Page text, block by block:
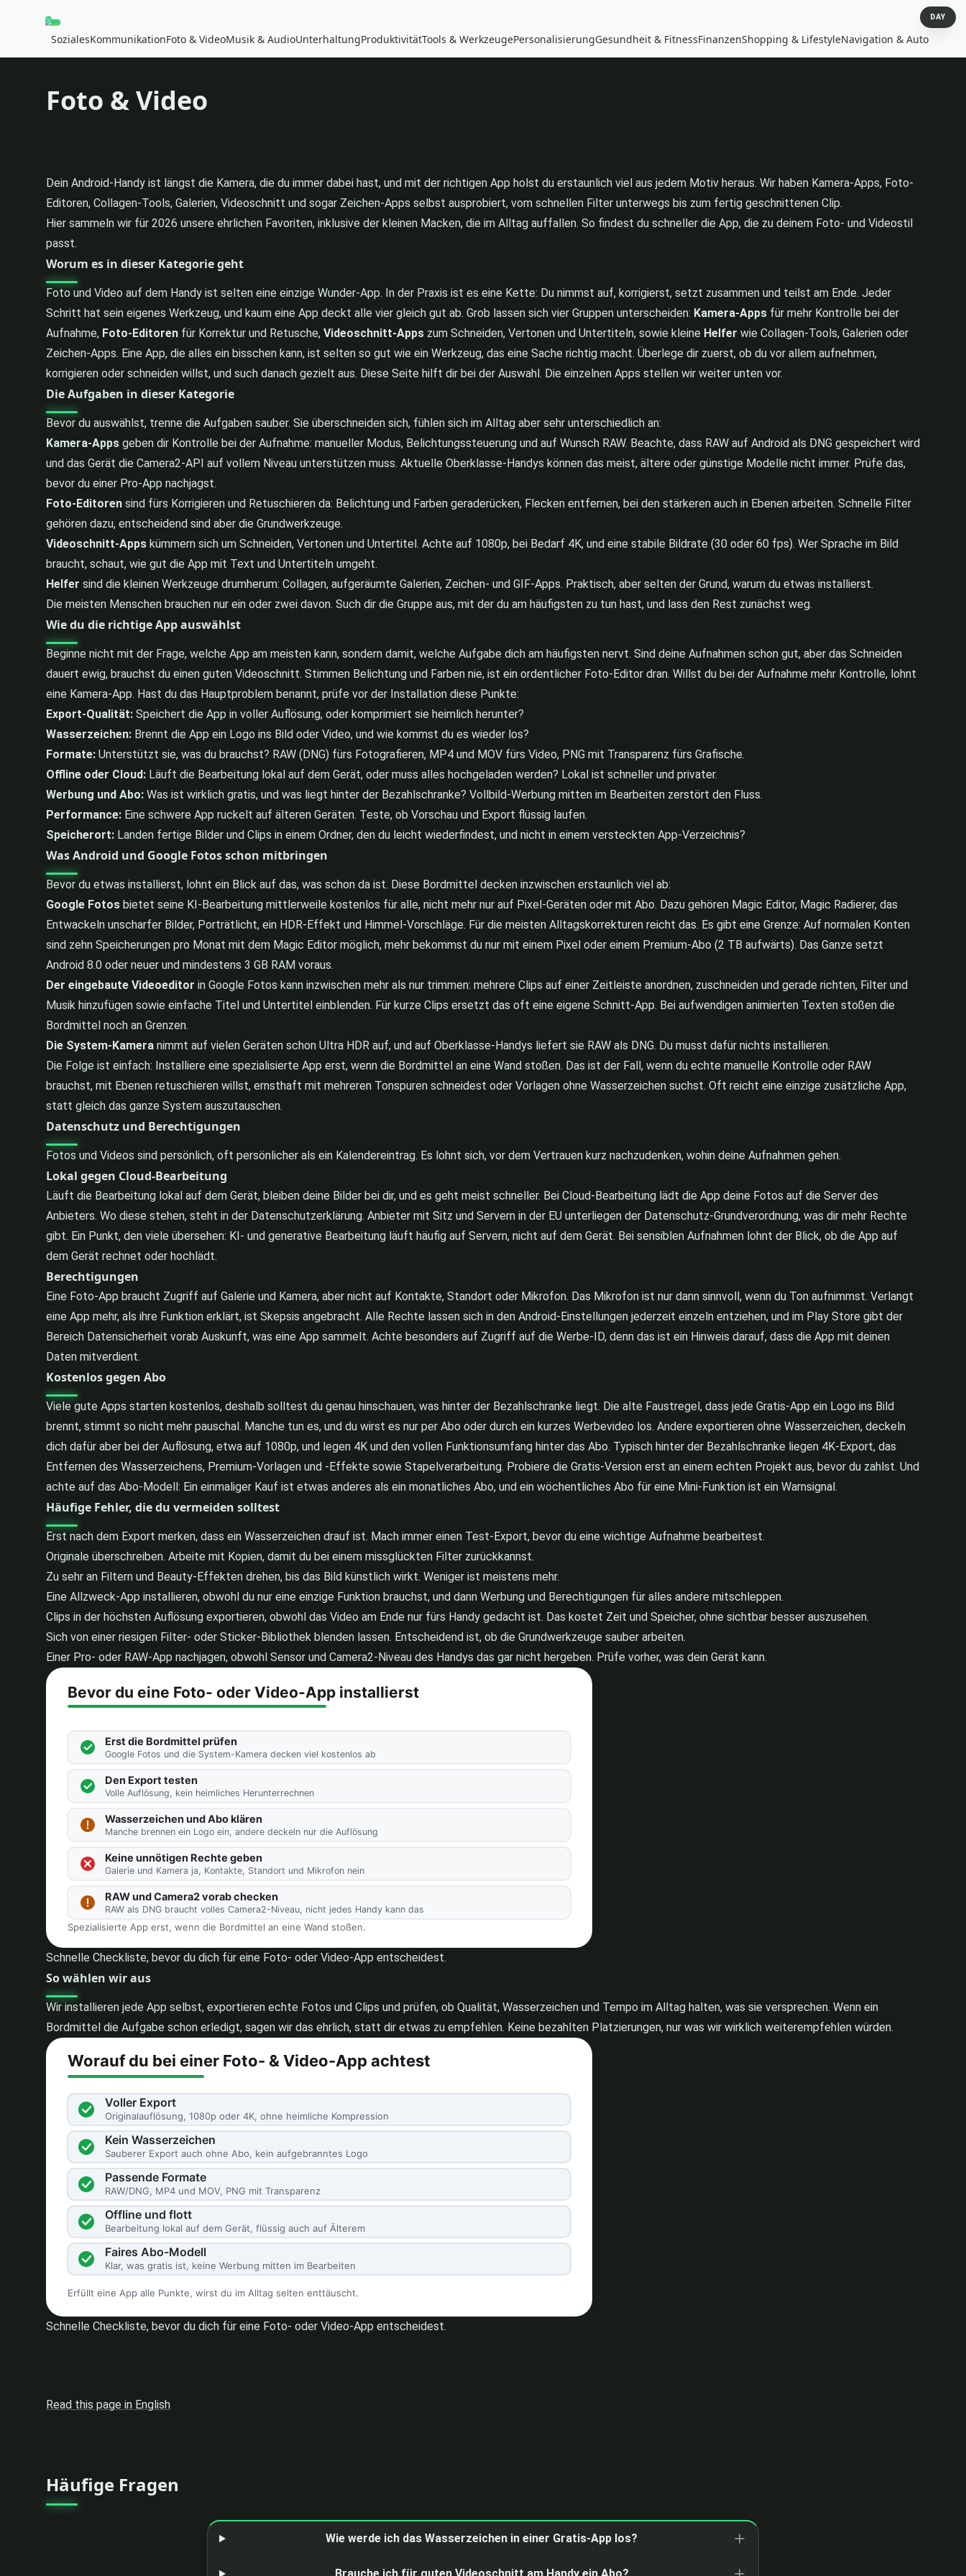
SozialesKommunikationFoto & VideoMusik & AudioUnterhaltungProduktivitätTools & WerkzeugePersonalisierungGesundheit & FitnessFinanzenShopping & LifestyleNavigation & Auto
DAY
Foto & Video
Dein Android-Handy ist längst die Kamera, die du immer dabei hast, und mit der richtigen App holst du erstaunlich viel aus jedem Motiv heraus. Wir haben Kamera-Apps, Foto-
Editoren, Collagen-Tools, Galerien, Videoschnitt und sogar Zeichen-Apps selbst ausprobiert, vom schnellen Filter unterwegs bis zum fertig geschnittenen Clip.
Hier sammeln wir für 2026 unsere ehrlichen Favoriten, inklusive der kleinen Macken, die im Alltag auffallen. So findest du schneller die App, die zu deinem Foto- und Videostil
passt.
Worum es in dieser Kategorie geht
Foto und Video auf dem Handy ist selten eine einzige Wunder-App. In der Praxis ist es eine Kette: Du nimmst auf, korrigierst, setzt zusammen und teilst am Ende. Jeder
Schritt hat sein eigenes Werkzeug, und kaum eine App deckt alle vier gleich gut ab. Grob lassen sich vier Gruppen unterscheiden: Kamera-Apps für mehr Kontrolle bei der
Aufnahme, Foto-Editoren für Korrektur und Retusche, Videoschnitt-Apps zum Schneiden, Vertonen und Untertiteln, sowie kleine Helfer wie Collagen-Tools, Galerien oder
Zeichen-Apps. Eine App, die alles ein bisschen kann, ist selten so gut wie ein Werkzeug, das eine Sache richtig macht. Überlege dir zuerst, ob du vor allem aufnehmen,
korrigieren oder schneiden willst, und such danach gezielt aus. Diese Seite hilft dir bei der Auswahl. Die einzelnen Apps stellen wir weiter unten vor.
Die Aufgaben in dieser Kategorie
Bevor du auswählst, trenne die Aufgaben sauber. Sie überschneiden sich, fühlen sich im Alltag aber sehr unterschiedlich an:
Kamera-Apps geben dir Kontrolle bei der Aufnahme: manueller Modus, Belichtungssteuerung und auf Wunsch RAW. Beachte, dass RAW auf Android als DNG gespeichert wird
und das Gerät die Camera2-API auf vollem Niveau unterstützen muss. Aktuelle Oberklasse-Handys können das meist, ältere oder günstige Modelle nicht immer. Prüfe das,
bevor du einer Pro-App nachjagst.
Foto-Editoren sind fürs Korrigieren und Retuschieren da: Belichtung und Farben geraderücken, Flecken entfernen, bei den stärkeren auch in Ebenen arbeiten. Schnelle Filter
gehören dazu, entscheidend sind aber die Grundwerkzeuge.
Videoschnitt-Apps kümmern sich um Schneiden, Vertonen und Untertitel. Achte auf 1080p, bei Bedarf 4K, und eine stabile Bildrate (30 oder 60 fps). Wer Sprache im Bild
braucht, schaut, wie gut die App mit Text und Untertiteln umgeht.
Helfer sind die kleinen Werkzeuge drumherum: Collagen, aufgeräumte Galerien, Zeichen- und GIF-Apps. Praktisch, aber selten der Grund, warum du etwas installierst.
Die meisten Menschen brauchen nur ein oder zwei davon. Such dir die Gruppe aus, mit der du am häufigsten zu tun hast, und lass den Rest zunächst weg.
Wie du die richtige App auswählst
Beginne nicht mit der Frage, welche App am meisten kann, sondern damit, welche Aufgabe dich am häufigsten nervt. Sind deine Aufnahmen schon gut, aber das Schneiden
dauert ewig, brauchst du einen guten Videoschnitt. Stimmen Belichtung und Farben nie, ist ein ordentlicher Foto-Editor dran. Willst du bei der Aufnahme mehr Kontrolle, lohnt
eine Kamera-App. Hast du das Hauptproblem benannt, prüfe vor der Installation diese Punkte:
Export-Qualität: Speichert die App in voller Auflösung, oder komprimiert sie heimlich herunter?
Wasserzeichen: Brennt die App ein Logo ins Bild oder Video, und wie kommst du es wieder los?
Formate: Unterstützt sie, was du brauchst? RAW (DNG) fürs Fotografieren, MP4 und MOV fürs Video, PNG mit Transparenz fürs Grafische.
Offline oder Cloud: Läuft die Bearbeitung lokal auf dem Gerät, oder muss alles hochgeladen werden? Lokal ist schneller und privater.
Werbung und Abo: Was ist wirklich gratis, und was liegt hinter der Bezahlschranke? Vollbild-Werbung mitten im Bearbeiten zerstört den Fluss.
Performance: Eine schwere App ruckelt auf älteren Geräten. Teste, ob Vorschau und Export flüssig laufen.
Speicherort: Landen fertige Bilder und Clips in einem Ordner, den du leicht wiederfindest, und nicht in einem versteckten App-Verzeichnis?
Was Android und Google Fotos schon mitbringen
Bevor du etwas installierst, lohnt ein Blick auf das, was schon da ist. Diese Bordmittel decken inzwischen erstaunlich viel ab:
Google Fotos bietet seine KI-Bearbeitung mittlerweile kostenlos für alle, nicht mehr nur auf Pixel-Geräten oder mit Abo. Dazu gehören Magic Editor, Magic Radierer, das
Entwackeln unscharfer Bilder, Porträtlicht, ein HDR-Effekt und Himmel-Vorschläge. Für die meisten Alltagskorrekturen reicht das. Es gibt eine Grenze: Auf normalen Konten
sind zehn Speicherungen pro Monat mit dem Magic Editor möglich, mehr bekommst du nur mit einem Pixel oder einem Premium-Abo (2 TB aufwärts). Das Ganze setzt
Android 8.0 oder neuer und mindestens 3 GB RAM voraus.
Der eingebaute Videoeditor in Google Fotos kann inzwischen mehr als nur trimmen: mehrere Clips auf einer Zeitleiste anordnen, zuschneiden und gerade richten, Filter und
Musik hinzufügen sowie einfache Titel und Untertitel einblenden. Für kurze Clips ersetzt das oft eine eigene Schnitt-App. Bei aufwendigen animierten Texten stoßen die
Bordmittel noch an Grenzen.
Die System-Kamera nimmt auf vielen Geräten schon Ultra HDR auf, und auf Oberklasse-Handys liefert sie RAW als DNG. Du musst dafür nichts installieren.
Die Folge ist einfach: Installiere eine spezialisierte App erst, wenn die Bordmittel an eine Wand stoßen. Das ist der Fall, wenn du echte manuelle Kontrolle oder RAW
brauchst, mit Ebenen retuschieren willst, ernsthaft mit mehreren Tonspuren schneidest oder Vorlagen ohne Wasserzeichen suchst. Oft reicht eine einzige zusätzliche App,
statt gleich das ganze System auszutauschen.
Datenschutz und Berechtigungen
Fotos und Videos sind persönlich, oft persönlicher als ein Kalendereintrag. Es lohnt sich, vor dem Vertrauen kurz nachzudenken, wohin deine Aufnahmen gehen.
Lokal gegen Cloud-Bearbeitung
Läuft die Bearbeitung lokal auf dem Gerät, bleiben deine Bilder bei dir, und es geht meist schneller. Bei Cloud-Bearbeitung lädt die App deine Fotos auf die Server des
Anbieters. Wo diese stehen, steht in der Datenschutzerklärung. Anbieter mit Sitz und Servern in der EU unterliegen der Datenschutz-Grundverordnung, was dir mehr Rechte
gibt. Ein Punkt, den viele übersehen: KI- und generative Bearbeitung läuft häufig auf Servern, nicht auf dem Gerät. Bei sensiblen Aufnahmen lohnt der Blick, ob die App auf
dem Gerät rechnet oder hochlädt.
Berechtigungen
Eine Foto-App braucht Zugriff auf Galerie und Kamera, aber nicht auf Kontakte, Standort oder Mikrofon. Das Mikrofon ist nur dann sinnvoll, wenn du Ton aufnimmst. Verlangt
eine App mehr, als ihre Funktion erklärt, ist Skepsis angebracht. Alle Rechte lassen sich in den Android-Einstellungen jederzeit einzeln entziehen, und im Play Store gibt der
Bereich Datensicherheit vorab Auskunft, was eine App sammelt. Achte besonders auf Zugriff auf die Werbe-ID, denn das ist ein Hinweis darauf, dass die App mit deinen
Daten mitverdient.
Kostenlos gegen Abo
Viele gute Apps starten kostenlos, deshalb solltest du genau hinschauen, was hinter der Bezahlschranke liegt. Die alte Faustregel, dass jede Gratis-App ein Logo ins Bild
brennt, stimmt so nicht mehr pauschal. Manche tun es, und du wirst es nur per Abo oder durch ein kurzes Werbevideo los. Andere exportieren ohne Wasserzeichen, deckeln
dich dafür aber bei der Auflösung, etwa auf 1080p, und legen 4K und den vollen Funktionsumfang hinter das Abo. Typisch hinter der Bezahlschranke liegen 4K-Export, das
Entfernen des Wasserzeichens, Premium-Vorlagen und -Effekte sowie Stapelverarbeitung. Probiere die Gratis-Version erst an einem echten Projekt aus, bevor du zahlst. Und
achte auf das Abo-Modell: Ein einmaliger Kauf ist etwas anderes als ein monatliches Abo, und ein wöchentliches Abo für eine Mini-Funktion ist ein Warnsignal.
Häufige Fehler, die du vermeiden solltest
Erst nach dem Export merken, dass ein Wasserzeichen drauf ist. Mach immer einen Test-Export, bevor du eine wichtige Aufnahme bearbeitest.
Originale überschreiben. Arbeite mit Kopien, damit du bei einem missglückten Filter zurückkannst.
Zu sehr an Filtern und Beauty-Effekten drehen, bis das Bild künstlich wirkt. Weniger ist meistens mehr.
Eine Allzweck-App installieren, obwohl du nur eine einzige Funktion brauchst, und dann Werbung und Berechtigungen für alles andere mitschleppen.
Clips in der höchsten Auflösung exportieren, obwohl das Video am Ende nur fürs Handy gedacht ist. Das kostet Zeit und Speicher, ohne sichtbar besser auszusehen.
Sich von einer riesigen Filter- oder Sticker-Bibliothek blenden lassen. Entscheidend ist, ob die Grundwerkzeuge sauber arbeiten.
Einer Pro- oder RAW-App nachjagen, obwohl Sensor und Camera2-Niveau des Handys das gar nicht hergeben. Prüfe vorher, was dein Gerät kann.
Schnelle Checkliste, bevor du dich für eine Foto- oder Video-App entscheidest.
So wählen wir aus
Wir installieren jede App selbst, exportieren echte Fotos und Clips und prüfen, ob Qualität, Wasserzeichen und Tempo im Alltag halten, was sie versprechen. Wenn ein
Bordmittel die Aufgabe schon erledigt, sagen wir das ehrlich, statt dir etwas zu empfehlen. Keine bezahlten Platzierungen, nur was wir wirklich weiterempfehlen würden.
Schnelle Checkliste, bevor du dich für eine Foto- oder Video-App entscheidest.
Read this page in English
Häufige Fragen
Wie werde ich das Wasserzeichen in einer Gratis-App los?